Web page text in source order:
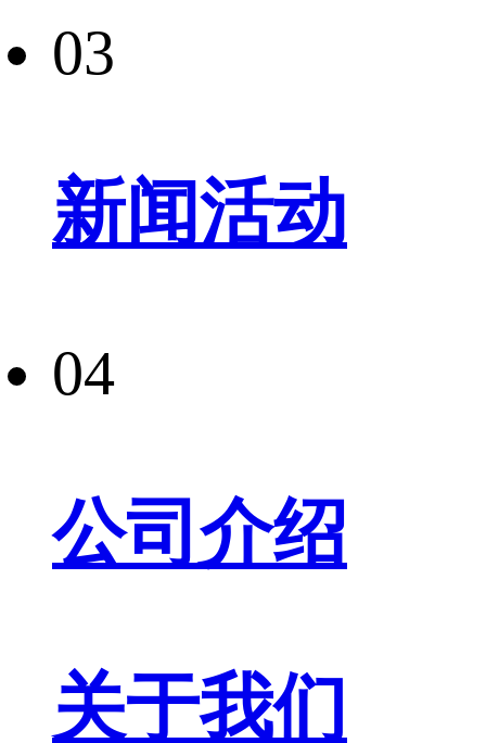
03
新闻活动
04
公司介绍
关于我们